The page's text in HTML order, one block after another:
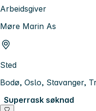
Arbeidsgiver
Møre Marin As
Sted
Bodø, Oslo, Stavanger,
Superrask søknad